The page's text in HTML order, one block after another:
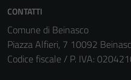
CONTATTI
Comune di Beinasco
Piazza Alfieri, 7 10092
Codice fiscale / P. IVA: